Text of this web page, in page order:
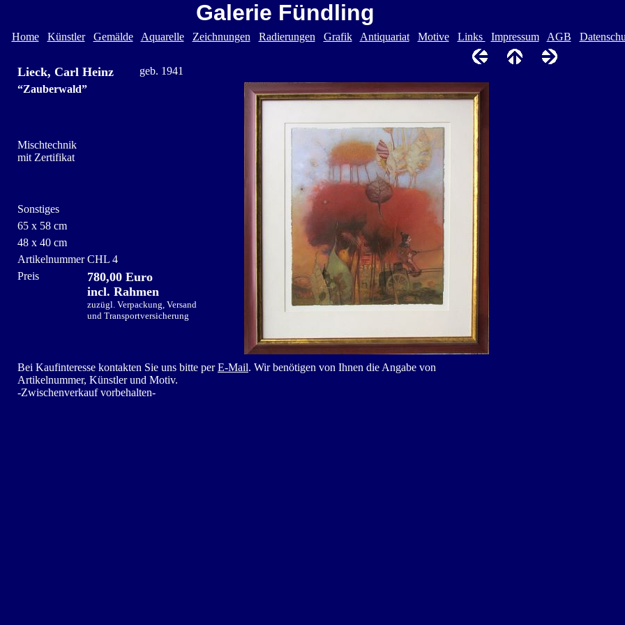
Galerie Fündling
Home Künstler Gemälde Aquarelle Zeichnungen Radierungen Grafik Antiquariat Motive Links Impressum AGB
Lieck, Carl Heinz
geb. 1941
“Zauberwald”
Mischtechnik
mit Zertifikat
Sonstiges
65 x 58 cm
48 x 40 cm
Artikelnummer
Preis
CHL 4
780,00 Euro
incl. Rahmen
zuzügl. Verpackung, Versand
und Transportversicherung
Bei Kaufinteresse kontakten Sie uns bitte perE-Mail. Wir benötigen von Ihnen die Angabe von
Artikelnummer, Künstler und Motiv.
-Zwischenverkauf vorbehalten-